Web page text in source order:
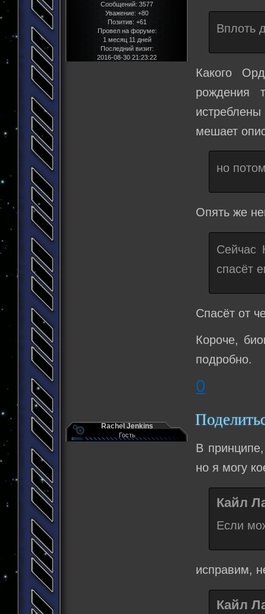
Сообщений: 3577
Уважение: +80
Позитив: +61
Провел на форуме:
1 месяц 11 дней
Последний визит:
2016-08-30 21:23:22
Вплоть
Какого
рождения
мешает
но
Опять же
Сейчас
спасёт
Спасёт от
Короче,
подробно.
0
Rachel Jenkins
Гость
В
но я могу
Кайл
Если
исправим,
Кайл